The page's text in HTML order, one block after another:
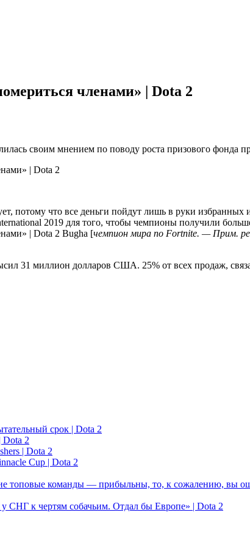
членами» | Dota 2
своим мнением по поводу роста призового фонда
потому что все деньги пойдут лишь в руки
2019 для того, чтобы чемпионы получили
Bugha [чемпион мира по Fortnite. — Прим.
31 миллион долларов США. 25% от всех продаж,
срок | Dota 2
2
| Dota 2
Cup | Dota 2
топовые команды — прибыльны, то, к сожалению, вы
СНГ к чертям собачьим. Отдал бы Европе» | Dota 2